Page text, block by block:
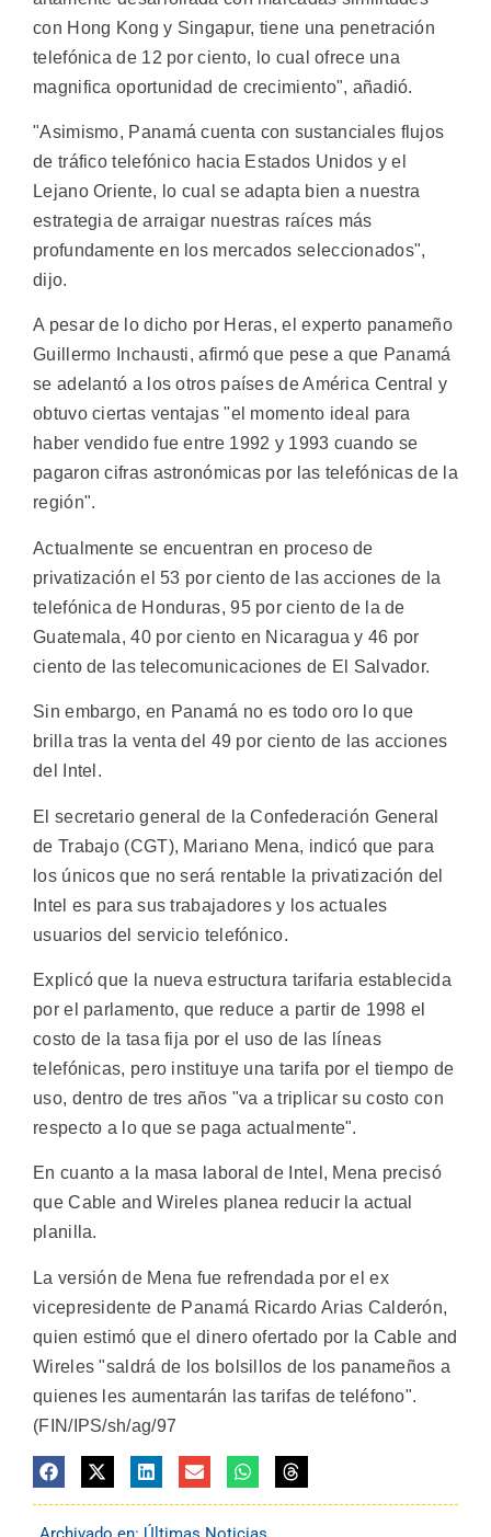
con Hong Kong y Singapur, tiene una penetración
telefónica de 12 por ciento, lo cual ofrece una
magnifica oportunidad de crecimiento", añadió.
"Asimismo, Panamá cuenta con sustanciales flujos
de tráfico telefónico hacia Estados Unidos y el
Lejano Oriente, lo cual se adapta bien a nuestra
estrategia de arraigar nuestras raíces más
profundamente en los mercados seleccionados",
dijo.
A pesar de lo dicho por Heras, el experto panameño
Guillermo Inchausti, afirmó que pese a que Panamá
se adelantó a los otros países de América Central y
obtuvo ciertas ventajas "el momento ideal para
haber vendido fue entre 1992 y 1993 cuando se
pagaron cifras astronómicas por las telefónicas de la
región".
Actualmente se encuentran en proceso de
privatización el 53 por ciento de las acciones de la
telefónica de Honduras, 95 por ciento de la de
Guatemala, 40 por ciento en Nicaragua y 46 por
ciento de las telecomunicaciones de El Salvador.
Sin embargo, en Panamá no es todo oro lo que
brilla tras la venta del 49 por ciento de las acciones
del Intel.
El secretario general de la Confederación General
de Trabajo (CGT), Mariano Mena, indicó que para
los únicos que no será rentable la privatización del
Intel es para sus trabajadores y los actuales
usuarios del servicio telefónico.
Explicó que la nueva estructura tarifaria establecida
por el parlamento, que reduce a partir de 1998 el
costo de la tasa fija por el uso de las líneas
telefónicas, pero instituye una tarifa por el tiempo de
uso, dentro de tres años "va a triplicar su costo con
respecto a lo que se paga actualmente".
En cuanto a la masa laboral de Intel, Mena precisó
que Cable and Wireles planea reducir la actual
planilla.
La versión de Mena fue refrendada por el ex
vicepresidente de Panamá Ricardo Arias Calderón,
quien estimó que el dinero ofertado por la Cable and
Wireles "saldrá de los bolsillos de los panameños a
quienes les aumentarán las tarifas de teléfono".
(FIN/IPS/sh/ag/97